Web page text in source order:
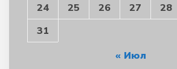
24
25 26 27 28
31
« Июл